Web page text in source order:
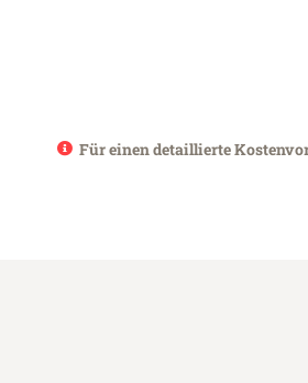
Für einen detaillierte